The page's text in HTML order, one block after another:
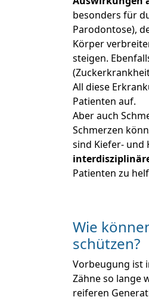
besonders für
Parodontose),
Körper
steigen.
All diese
Patienten auf.
Aber auch
Schmerzen
sind Kiefer- und
Patienten zu
Wie
schützen?
Vorbeugung ist
Zähne so lange
reiferen